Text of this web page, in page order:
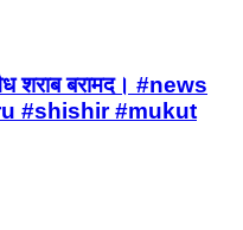
शराब बरामद। #news
#shishir #mukut